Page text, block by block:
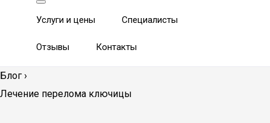
Услуги и цены Специалисты
Отзывы Контакты
Блог ›
Лечение перелома ключицы